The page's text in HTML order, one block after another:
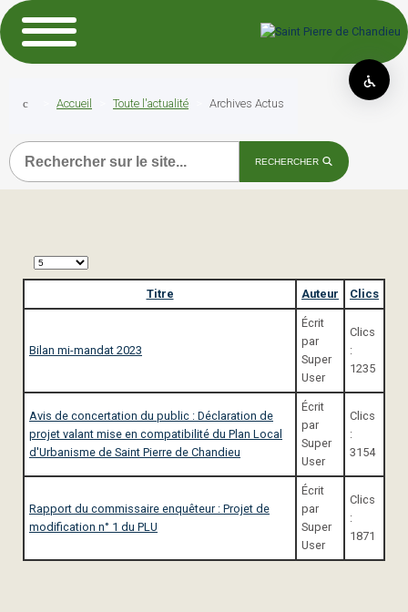
Accueil Toute l'actualité Archives Actus
Recherche
RECHERCHER
Affichage
#
Titre Auteur Clics
Bilan mi-mandat 2023
Écrit
par
Super
User
Clics
:
1235
Avis de concertation du public : Déclaration de
projet valant mise en compatibilité du Plan Local
d'Urbanisme de Saint Pierre de Chandieu
Écrit
par
Super
User
Clics
:
3154
Rapport du commissaire enquêteur : Projet de
modification n° 1 du PLU
Écrit
par
Super
User
Clics
:
1871